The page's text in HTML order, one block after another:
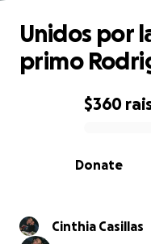
0% complete
$360
Donate
Unidos por
primo
Cinthia Casillas